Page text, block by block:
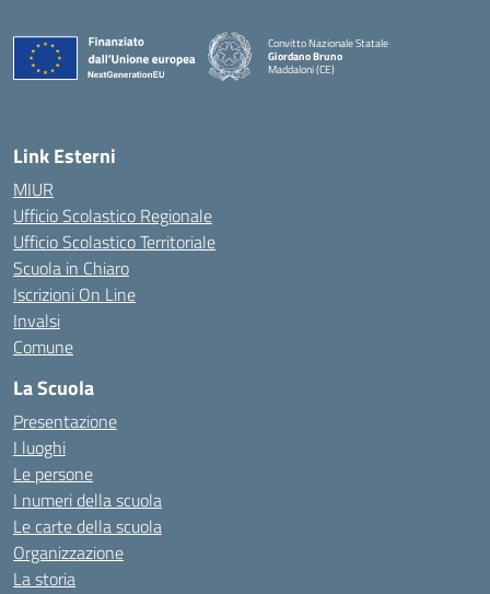
Convitto Nazionale Statale
Giordano Bruno
Maddaloni (CE)
Link Esterni
MIUR
Ufficio Scolastico Regionale
Ufficio Scolastico Territoriale
Scuola in Chiaro
Iscrizioni On Line
Invalsi
Comune
La Scuola
Presentazione
I luoghi
Le persone
I numeri della scuola
Le carte della scuola
Organizzazione
La storia